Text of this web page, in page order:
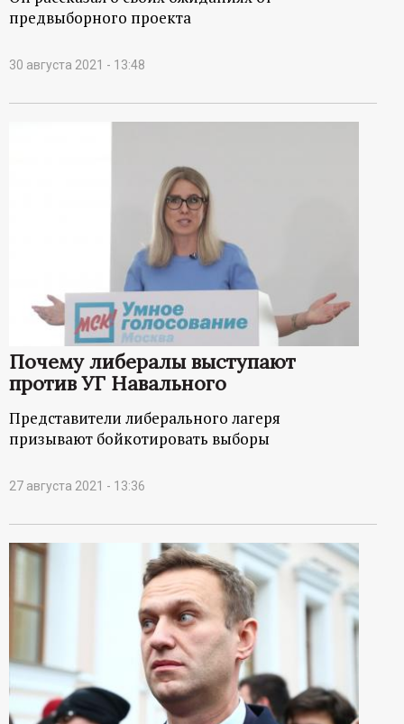
предвыборного проекта
30 августа 2021 - 13:48
Почему либералы выступают
против УГ Навального
Представители либерального лагеря
призывают бойкотировать выборы
27 августа 2021 - 13:36